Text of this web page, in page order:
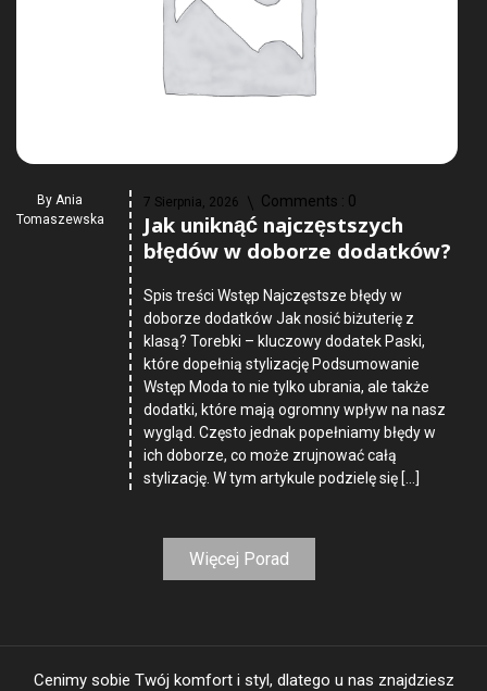
By Ania
Tomaszewska
7 Sierpnia, 2026 Comments : 0
Jak uniknąć najczęstszych
błędów w doborze dodatków?
Spis treści Wstęp Najczęstsze błędy w
doborze dodatków Jak nosić biżuterię z
klasą? Torebki – kluczowy dodatek Paski,
które dopełnią stylizację Podsumowanie
Wstęp Moda to nie tylko ubrania, ale także
dodatki, które mają ogromny wpływ na nasz
wygląd. Często jednak popełniamy błędy w
ich doborze, co może zrujnować całą
stylizację. W tym artykule podzielę się […]
Więcej Porad
Cenimy sobie Twój komfort i styl, dlatego u nas znajdziesz